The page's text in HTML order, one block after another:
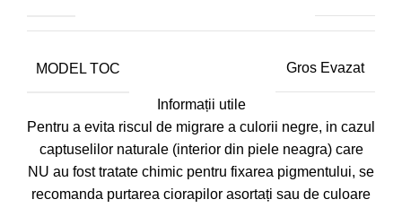
MODEL TOC Gros Evazat
Informații utile
Pentru a evita riscul de migrare a culorii negre, in cazul
captuselilor naturale (interior din piele neagra) care
NU au fost tratate chimic pentru fixarea pigmentului, se
recomanda purtarea ciorapilor asortați sau de culoare